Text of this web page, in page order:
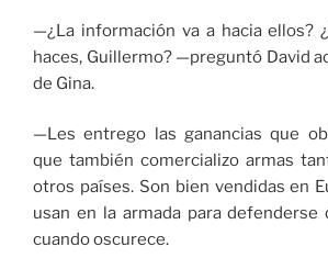
—¿La información va a hacia ellos?
haces, Guillermo? —preguntó David
de Gina.
—Les entrego las ganancias que
que también comercializo armas
otros países. Son bien vendidas en
usan en la armada para defenderse
cuando oscurece.